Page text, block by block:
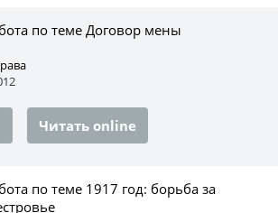
по теме Договор мены
Читать online
по теме 1917 год: борьба за